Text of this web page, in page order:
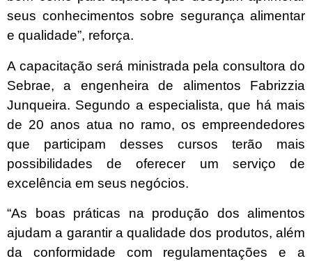
seus conhecimentos sobre segurança alimentar
e qualidade”, reforça.
A capacitação será ministrada pela consultora do
Sebrae, a engenheira de alimentos Fabrizzia
Junqueira. Segundo a especialista, que há mais
de 20 anos atua no ramo, os empreendedores
que participam desses cursos terão mais
possibilidades de oferecer um serviço de
excelência em seus negócios.
“As boas práticas na produção dos alimentos
ajudam a garantir a qualidade dos produtos, além
da conformidade com regulamentações e a